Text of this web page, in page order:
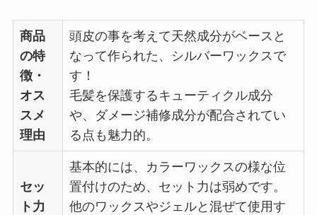
商品
の特
徴・
オス
スメ
理由
頭皮の事を考えて天然成分がベースと
なって作られた、シルバーワックスで
す！
毛髪を保護するキューティクル成分
や、ダメージ補修成分が配合されてい
る点も魅力的。
セッ
ト力
基本的には、カラーワックスの様な位
置付けのため、セット力は弱めです。
他のワックスやジェルと混ぜて使用す